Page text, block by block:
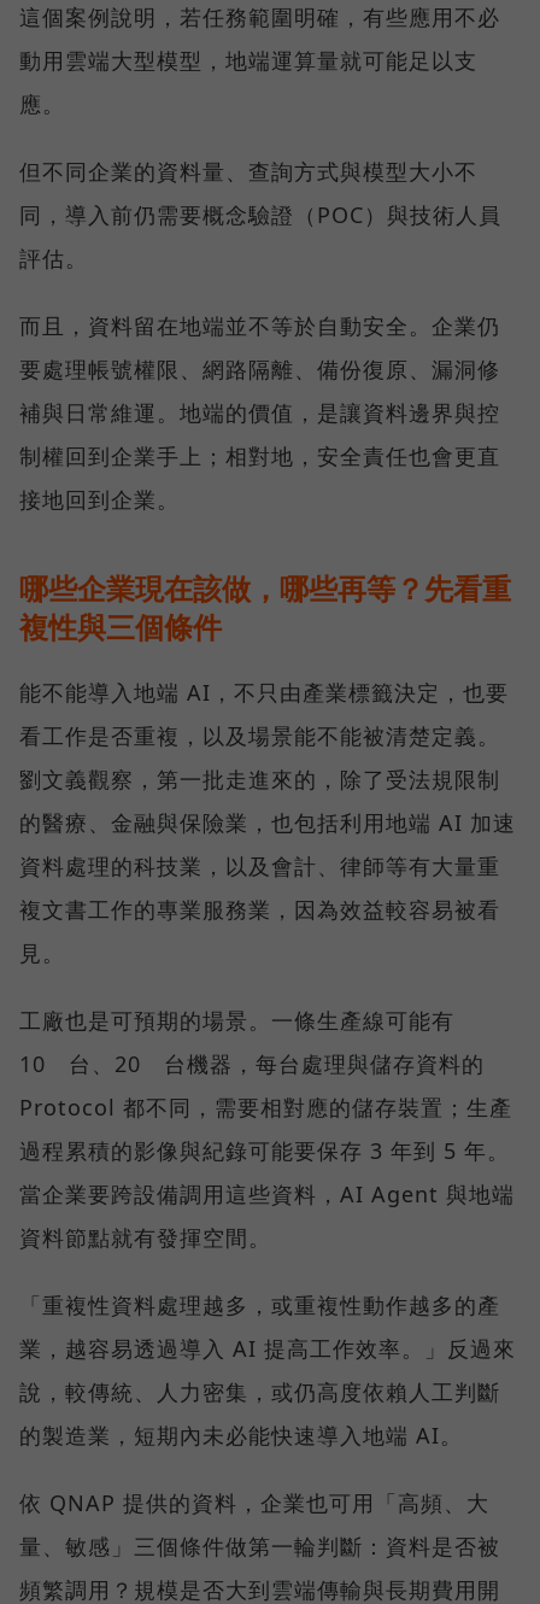
這個案例說明，若任務範圍明確，有些應用不必
動用雲端大型模型，地端運算量就可能足以支
應。
但不同企業的資料量、查詢方式與模型大小不
同，導入前仍需要概念驗證（POC）與技術人員
評估。
而且，資料留在地端並不等於自動安全。企業仍
要處理帳號權限、網路隔離、備份復原、漏洞修
補與日常維運。地端的價值，是讓資料邊界與控
制權回到企業手上；相對地，安全責任也會更直
接地回到企業。
哪些企業現在該做，哪些再等？先看重
複性與三個條件
能不能導入地端 AI，不只由產業標籤決定，也要
看工作是否重複，以及場景能不能被清楚定義。
劉文義觀察，第一批走進來的，除了受法規限制
的醫療、金融與保險業，也包括利用地端 AI 加速
資料處理的科技業，以及會計、律師等有大量重
複文書工作的專業服務業，因為效益較容易被看
見。
工廠也是可預期的場景。一條生產線可能有
10 台、20 台機器，每台處理與儲存資料的
Protocol 都不同，需要相對應的儲存裝置；生產
過程累積的影像與紀錄可能要保存 3 年到 5 年。
當企業要跨設備調用這些資料，AI Agent 與地端
資料節點就有發揮空間。
「重複性資料處理越多，或重複性動作越多的產
業，越容易透過導入 AI 提高工作效率。」反過來
說，較傳統、人力密集，或仍高度依賴人工判斷
的製造業，短期內未必能快速導入地端 AI。
依 QNAP 提供的資料，企業也可用「高頻、大
量、敏感」三個條件做第一輪判斷：資料是否被
頻繁調用？規模是否大到雲端傳輸與長期費用開